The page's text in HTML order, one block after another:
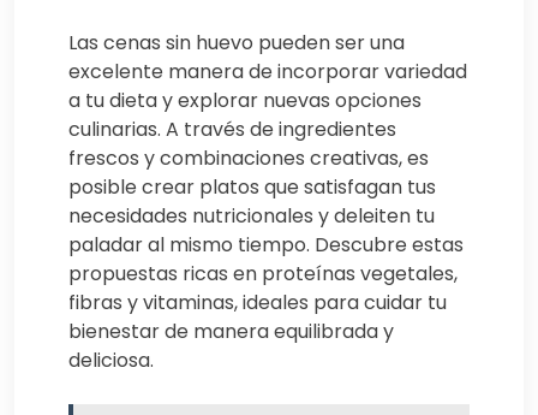
Las cenas sin huevo pueden ser una
excelente manera de incorporar variedad
a tu dieta y explorar nuevas opciones
culinarias. A través de ingredientes
frescos y combinaciones creativas, es
posible crear platos que satisfagan tus
necesidades nutricionales y deleiten tu
paladar al mismo tiempo. Descubre estas
propuestas ricas en proteínas vegetales,
fibras y vitaminas, ideales para cuidar tu
bienestar de manera equilibrada y
deliciosa.